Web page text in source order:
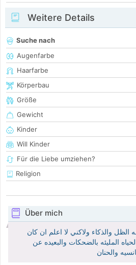
Weitere Details
Suche nach
Augenfarbe
Haarfarbe
Körperbau
Größe
Gewicht
Kinder
Will Kinder
Für die Liebe umziehen?
Religion
Über mich
الظل والذكاء ولاكني لا اعلم ان كان
المليئه بالضحكات والبعيده عن
والحنان